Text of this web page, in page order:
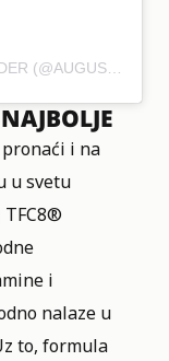
A POST SHARED BY AUGUSTINUS BADER (@AUGUSTINUSBADER)
i na
u svetu
i
nalaze u
to, formula